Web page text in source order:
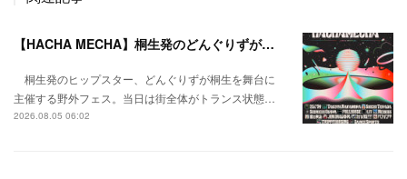
【HACHA MECHA】桐生発のどんぐりずが桐生をハチャメチャに彩る。
桐生発のヒップスター、どんぐりずが桐生を舞台に
主催する野外フェス。当日は街全体がトランス状態…
2026.08.05 06:02